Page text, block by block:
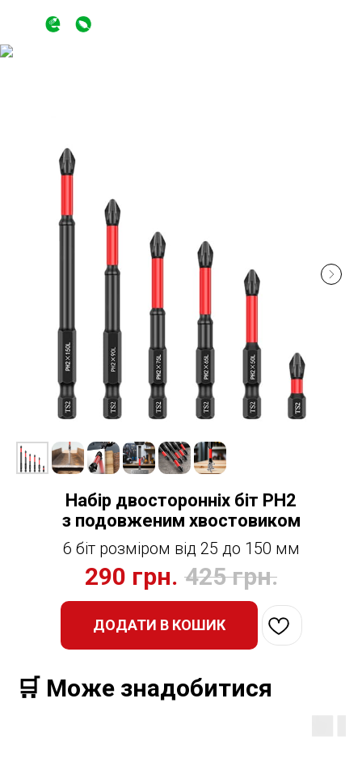
Набір двосторонніх біт PH2
з подовженим хвостовиком
6 біт розміром від 25 до 150 мм
290 грн. 425 грн.
ДОДАТИ В КОШИК
🛒 Може знадобитися